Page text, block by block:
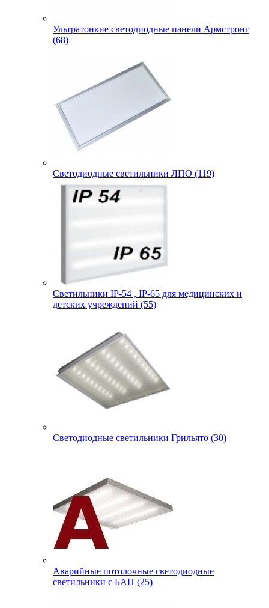
Ультратонкие светодиодные панели Армстронг
(68)
Светодиодные светильники ЛПО (119)
Светильники IP-54 , IP-65 для медицинских и
детских учреждений (55)
Светодиодные светильники Грильято (30)
Аварийные потолочные светодиодные
светильники с БАП (25)